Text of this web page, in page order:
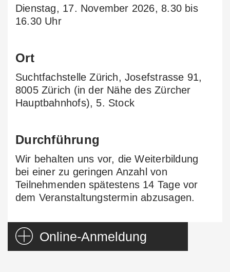
Dienstag, 17. November 2026, 8.30 bis
16.30 Uhr
Ort
Suchtfachstelle Zürich, Josefstrasse 91,
8005 Zürich (in der Nähe des Zürcher
Hauptbahnhofs), 5. Stock
Durchführung
Wir behalten uns vor, die Weiterbildung
bei einer zu geringen Anzahl von
Teilnehmenden spätestens 14 Tage vor
dem Veranstaltungstermin abzusagen.
Online-Anmeldung